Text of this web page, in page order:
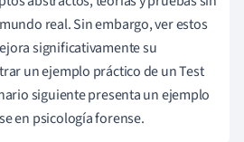
real. Sin embargo, ver estos
significativamente su
un ejemplo práctico de un Test
siguiente presenta un ejemplo
en psicología forense.